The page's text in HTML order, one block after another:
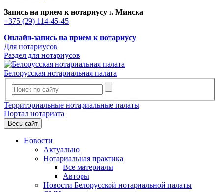
Запись на прием к нотариусу г. Минска
+375 (29) 114-45-45
Онлайн-запись на прием к нотариусу
Для нотариусов
Раздел для нотариусов
Белорусская нотариальная палата
Территориальные нотариальные палаты
Портал нотариата
Весь сайт
Новости
Актуально
Нотариальная практика
Все материалы
Авторы
Новости Белорусской нотариальной палаты